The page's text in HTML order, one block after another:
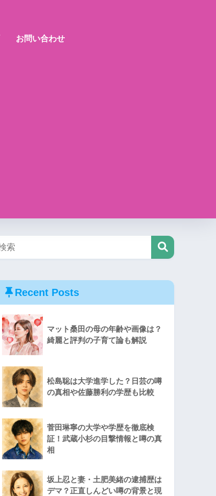
お問い合わせ
Recent Posts
マット桑田の母の年齢や画像は？
綺麗と評判の子育て論も解説
松島聡は大学進学した？日芸の噂
の真相や佐藤勝利の学歴も比較
菅田琳寧の大学や学歴を徹底検
証！武蔵小杉の目撃情報と噂の真
相
坂上忍と妻・土肥美緒の逮捕歴は
デマ？正直しんどい噂の背景と現